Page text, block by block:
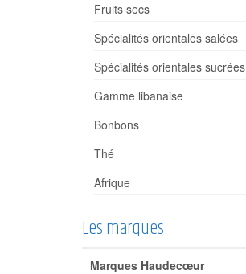
Fruits secs
Spécialités orientales salées
Spécialités orientales sucrées
Gamme libanaise
Bonbons
Thé
Afrique
Les marques
Marques Haudecœur